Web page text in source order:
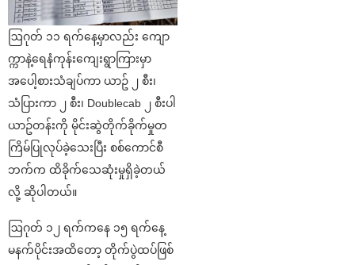
ဩဂုတ် ၁၁ ရက်နေ့မှာလည်း ကျော
က္ကာနဲ့ရေနံကုန်းကျေးရွာကြားမှာ
အပေါ့စားသံချပ်ကာ ယာဥ် ၂ စီး၊
သံပြားကာ ၂ စီး၊ Doublecab ၂ စီးပါ
ယာဥ်တန်းကို မိုင်းဆွဲတိုက်ခိုက်မှုတ
ကြိမ်ပြုလုပ်ခဲ့သေးပြီး စစ်ကောင်စီ
ဘက်က ထိခိုက်သေဆုံးမှုရှိခဲ့တယ်
လို့ ဆိုပါတယ်။
ဩဂုတ် ၁၂ ရက်ကနေ ၁၅ ရက်နေ့
မနက်ပိုင်းအထိတော့ တိုက်ပွဲထပ်ဖြစ်